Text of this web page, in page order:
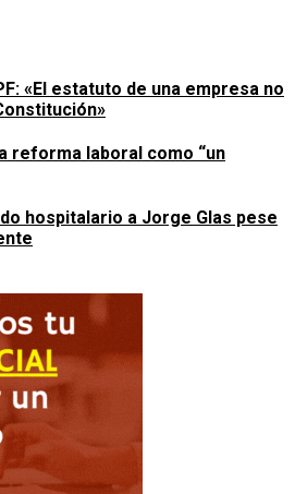
«El estatuto de una empresa no
reforma laboral como “un
hospitalario a Jorge Glas pese